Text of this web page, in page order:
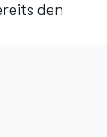
den